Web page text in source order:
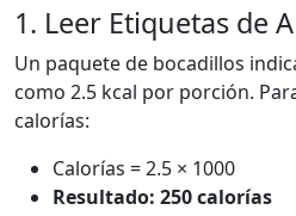
1. Leer Etiquetas de
Un paquete de bocadillos
como 2.5 kcal por porción.
calorías:
Calorías = 2.5 × 1000
Resultado: 250 calorías